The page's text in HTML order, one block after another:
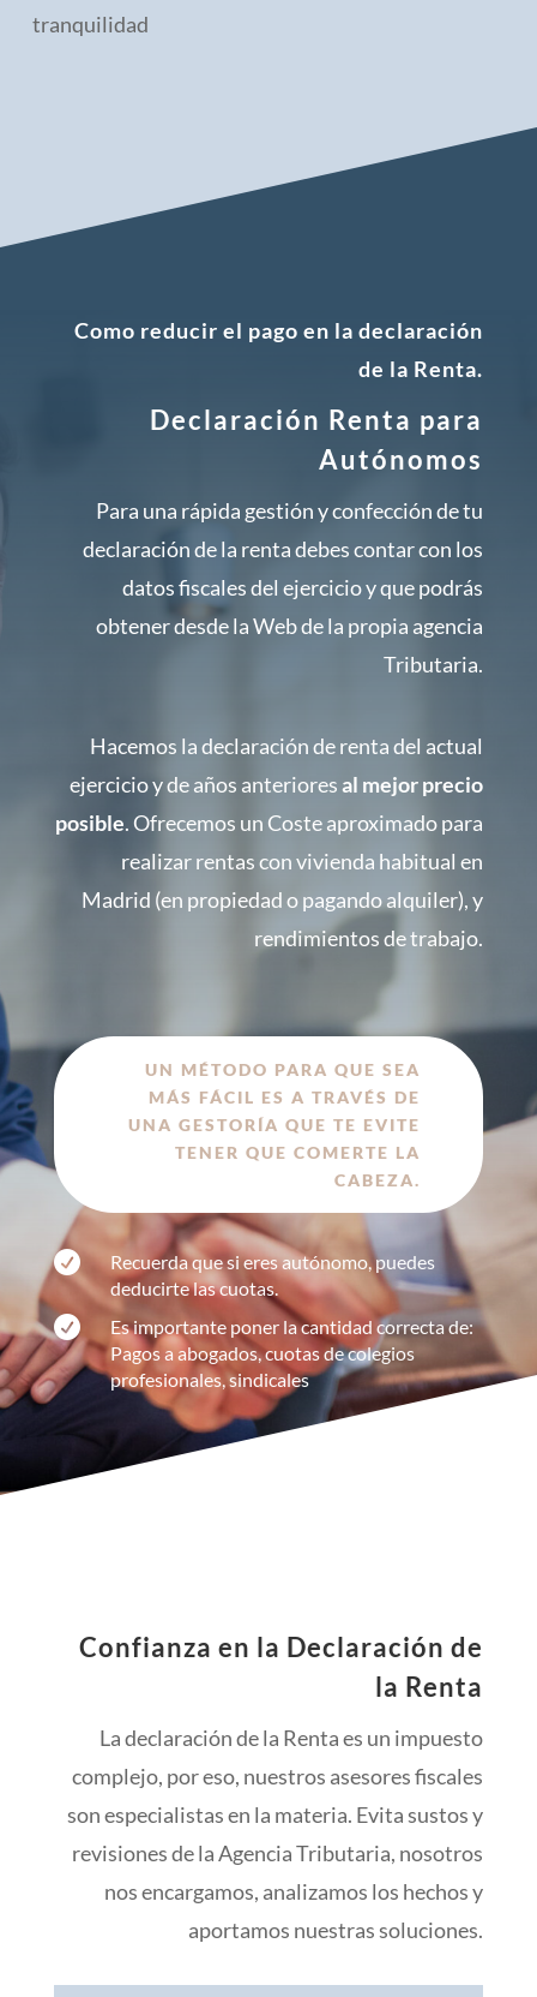
tranquilidad
Como reducir el pago en la declaración
de la Renta.
Declaración Renta para
Autónomos
Para una rápida gestión y confección de tu
declaración de la renta debes contar con los
datos fiscales del ejercicio y que podrás
obtener desde la Web de la propia agencia
Tributaria.
Hacemos la declaración de renta del actual
ejercicio y de años anterioresal mejor precio
posible. Ofrecemos un Coste aproximado para
realizar rentas con vivienda habitual en
Madrid (en propiedad o pagando alquiler), y
rendimientos de trabajo.
UN MÉTODO PARA QUE SEA
MÁS FÁCIL ES A TRAVÉS DE
UNA GESTORÍA QUE TE EVITE
TENER QUE COMERTE LA
CABEZA.

Recuerda que si eres autónomo, puedes
deducirte las cuotas.

Es importante poner la cantidad correcta de:
Pagos a abogados, cuotas de colegios
profesionales, sindicales
Confianza en la Declaración de
la Renta
La declaración de la Renta es un impuesto
complejo, por eso, nuestros asesores fiscales
son especialistas en la materia. Evita sustos y
revisiones de la Agencia Tributaria, nosotros
nos encargamos, analizamos los hechos y
aportamos nuestras soluciones.